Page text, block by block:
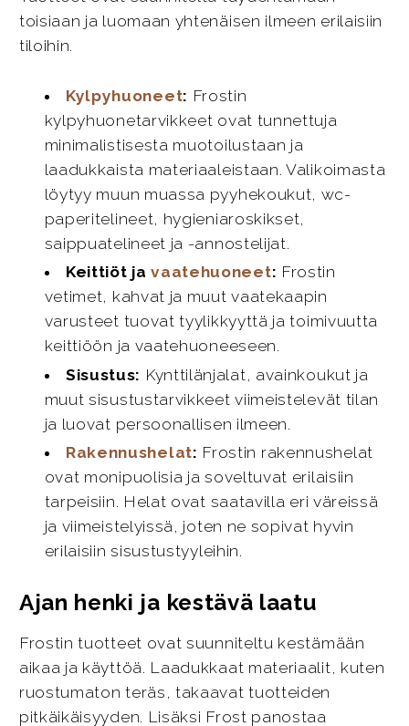
toisiaan ja luomaan yhtenäisen ilmeen erilaisiin
tiloihin.
Kylpyhuoneet: Frostin
kylpyhuonetarvikkeet ovat tunnettuja
minimalistisesta muotoilustaan ja
laadukkaista materiaaleistaan. Valikoimasta
löytyy muun muassa pyyhekoukut, wc-
paperitelineet, hygieniaroskikset,
saippuatelineet ja -annostelijat.
Keittiöt javaatehuoneet: Frostin
vetimet, kahvat ja muut vaatekaapin
varusteet tuovat tyylikkyyttä ja toimivuutta
keittiöön ja vaatehuoneeseen.
Sisustus: Kynttilänjalat, avainkoukut ja
muut sisustustarvikkeet viimeistelevät tilan
ja luovat persoonallisen ilmeen.
Rakennushelat: Frostin rakennushelat
ovat monipuolisia ja soveltuvat erilaisiin
tarpeisiin. Helat ovat saatavilla eri väreissä
ja viimeistelyissä, joten ne sopivat hyvin
erilaisiin sisustustyyleihin.
Ajan henki ja kestävä laatu
Frostin tuotteet ovat suunniteltu kestämään
aikaa ja käyttöä. Laadukkaat materiaalit, kuten
ruostumaton teräs, takaavat tuotteiden
pitkäikäisyyden. Lisäksi Frost panostaa